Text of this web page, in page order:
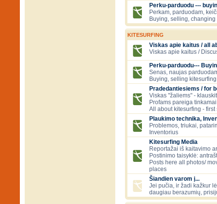
Perku-parduodu ---
Perkam, parduodam,
Buying, selling,
KITESURFING
Viskas apie kaitus / all
Viskas apie kaitus /
Perku-parduodu---
Senas, naujas
Buying, selling
Pradedantiesiems / for
Viskas "žaliems" -
Profams pareiga
All about kitesurfing - first
Plaukimo technika,
Problemos, triukai,
Inventorius
Kitesurfing Media
Reportažai iš kaitavimo
Postinimo taisyklė:
Posts here all photos/
places
Šiandien varom į...
Jei pučia, ir žadi kažkur
daugiau berazumių,